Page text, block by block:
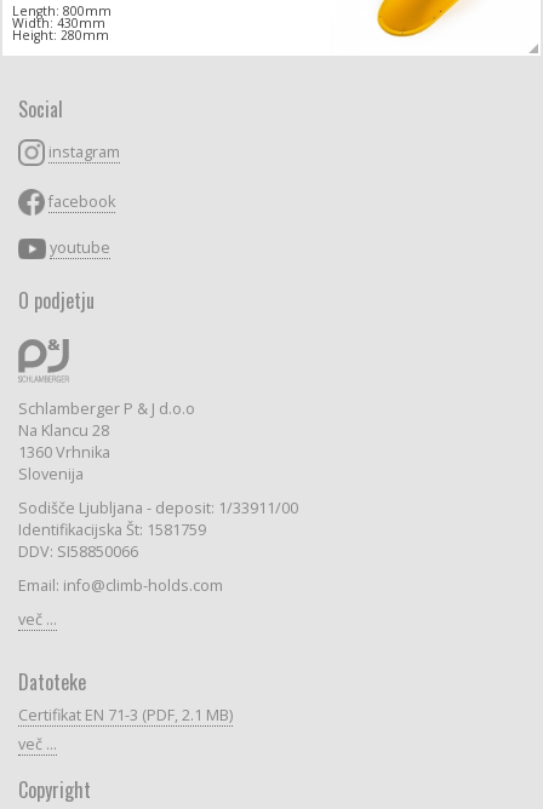
Length: 800mm
Width: 430mm
Height: 280mm
Social
instagram
facebook
youtube
O podjetju
Schlamberger P & J d.o.o
Na Klancu 28
1360 Vrhnika
Slovenija
Sodišče Ljubljana - deposit: 1/33911/00
Identifikacijska Št: 1581759
DDV: SI58850066
Email: info@climb-holds.com
več ...
Datoteke
Certifikat EN 71-3 (PDF, 2.1 MB)
več ...
Copyright